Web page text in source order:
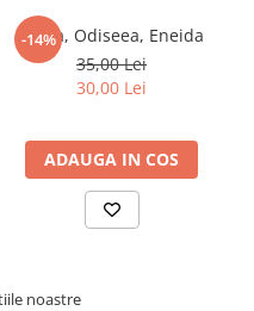
-14%
Iliada, Odiseea, Eneida
35,00 Lei
30,00 Lei
ADAUGA IN COS
noastre